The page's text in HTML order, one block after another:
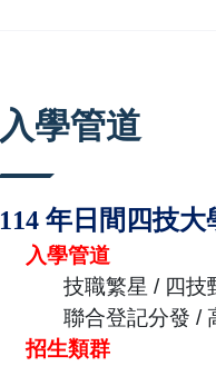
入學管道
114 年 日間四技大
入學管道
技職繁星 / 四技
聯合登記分發 /
招生類群